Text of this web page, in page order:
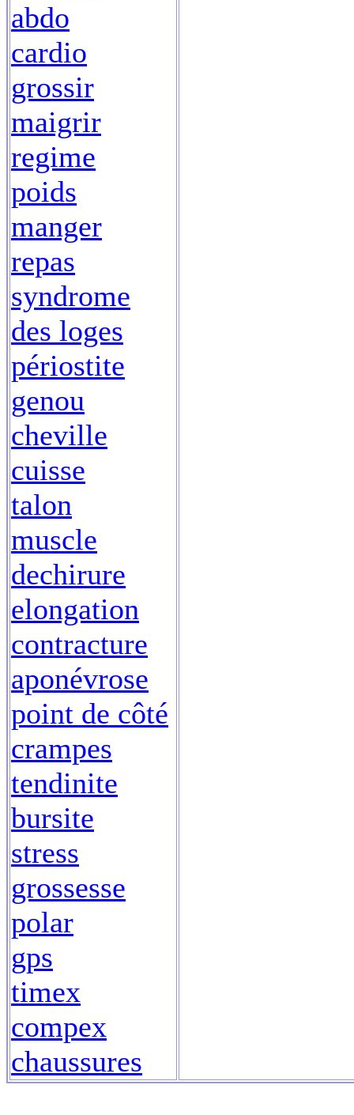
abdo
cardio
grossir
maigrir
regime
poids
manger
repas
syndrome
des loges
périostite
genou
cheville
cuisse
talon
muscle
dechirure
elongation
contracture
aponévrose
point de côté
crampes
tendinite
bursite
stress
grossesse
polar
gps
timex
compex
chaussures